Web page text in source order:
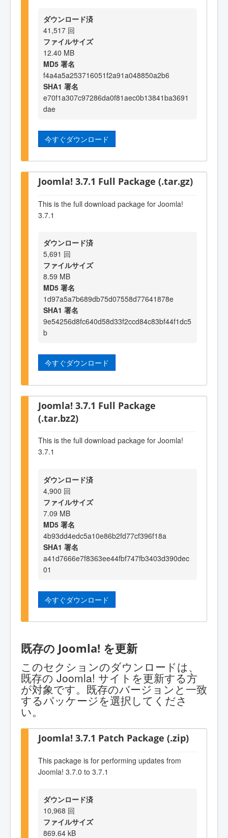
ダウンロード済
41,517 回
ファイルサイズ
12.40 MB
MD5 署名
f4a4a5a253716051f2a91a048850a2b6
SHA1 署名
e70f1a307c97286da0f81aec0b13841ba3691
dae
今すぐダウンロード
Joomla! 3.7.1 Full Package (.tar.gz)
This is the full download package for Joomla!
3.7.1
ダウンロード済
5,691 回
ファイルサイズ
8.59 MB
MD5 署名
1d97a5a7b689db75d07558d77641878e
SHA1 署名
9e54256d8fc640d58d33f2ccd84c83bf44f1dc5
b
今すぐダウンロード
Joomla! 3.7.1 Full Package
(.tar.bz2)
This is the full download package for Joomla!
3.7.1
ダウンロード済
4,900 回
ファイルサイズ
7.09 MB
MD5 署名
4b93dd4edc5a10e86b2fd77cf396f18a
SHA1 署名
a41d7666e7f8363ee44fbf747fb3403d390dec
01
今すぐダウンロード
既存の Joomla! を更新
このセクションのダウンロードは、
既存の Joomla! サイトを更新する方
が対象です。既存のバージョンと一致
するパッケージを選択してくださ
い。
Joomla! 3.7.1 Patch Package (.zip)
This package is for performing updates from
Joomla! 3.7.0 to 3.7.1
ダウンロード済
10,968 回
ファイルサイズ
869.64 kB